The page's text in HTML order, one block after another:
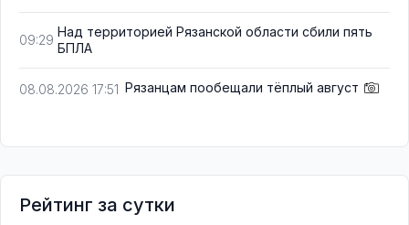
09:29
Над территорией Рязанской области сбили пять
БПЛА
08.08.2026 17:51 Рязанцам пообещали тёплый август
Рейтинг за сутки